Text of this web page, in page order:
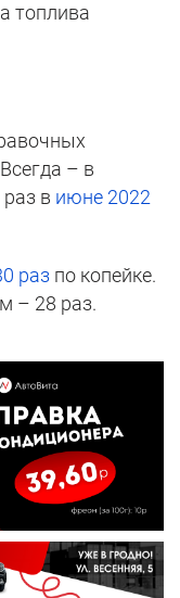
топлива
– в
в июне 2022
раз по копейке.
– 28 раз.